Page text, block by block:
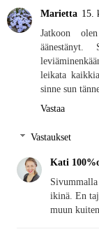
Marietta 15.
Jatkoon
leikata
sinne sun
Vastaa
Vastaukset
Kati
ikinä. En
muun